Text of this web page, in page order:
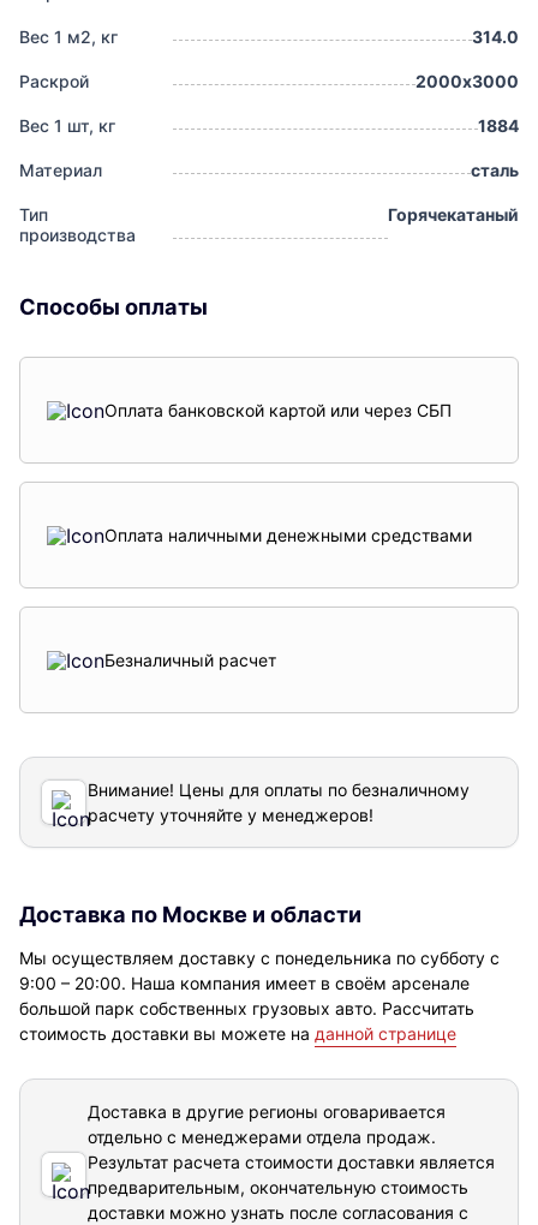
Вес 1 м2, кг 314.0
Раскрой 2000х3000
Вес 1 шт, кг 1884
Материал сталь
Тип
производства
Горячекатаный
Способы оплаты
Оплата банковской картой или через СБП
Оплата наличными денежными средствами
Безналичный расчет
Внимание! Цены для оплаты по безналичному
расчету уточняйте у менеджеров!
Доставка по Москве и области
Мы осуществляем доставку с понедельника по субботу с
9:00 – 20:00. Наша компания имеет в своём арсенале
большой парк собственных грузовых авто. Рассчитать
стоимость доставки вы можете на данной странице
Доставка в другие регионы оговаривается
отдельно с менеджерами отдела продаж.
Результат расчета стоимости доставки является
предварительным, окончательную стоимость
доставки можно узнать после согласования с